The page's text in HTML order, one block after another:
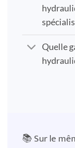
Quelle
📚 Sur le